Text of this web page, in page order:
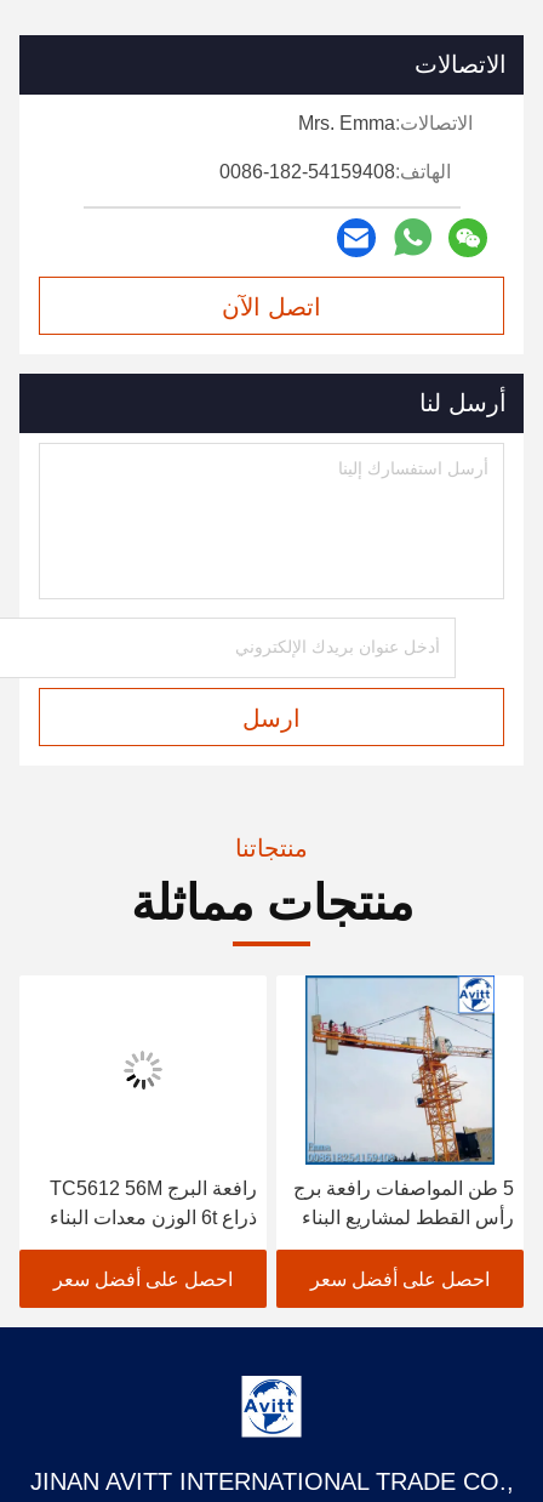
الاتصالات
الاتصالات:Mrs. Emma
الهاتف:0086-182-54159408
اتصل الآن
أرسل لنا
ارسل
منتجاتنا
منتجات مماثلة
5 طن المواصفات رافعة برج
رأس القطط لمشاريع البناء
المدني
احصل على أفضل سعر
رافعة البرج TC5612 56M
ذراع 6t الوزن معدات البناء
احصل على أفضل سعر
JINAN AVITT INTERNATIONAL TRADE CO.,